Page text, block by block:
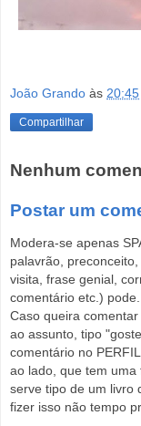
João Grando às 20:45
Compartilhar
Nenhum
Postar um
Modera-se apenas
palavrão,
visita, frase genial,
comentário etc.) pode.
Caso queira
ao assunto, tipo
comentário no
ao lado, que tem
serve tipo de um livro
fizer isso não tempo